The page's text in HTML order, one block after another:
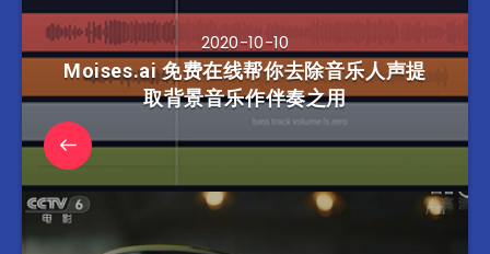
2020-10-10
Moises.ai 免费在线帮你去除音乐人声提
取背景音乐作伴奏之用